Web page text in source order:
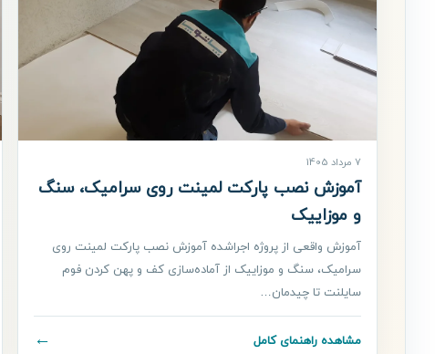
7 مرداد 1405
آموزش نصب پارکت لمینت روی سرامیک، سنگ
و موزاییک
آموزش واقعی از پروژه اجراشده آموزش نصب پارکت لمینت روی
سرامیک، سنگ و موزاییک از آماده‌سازی کف و پهن کردن فوم
سایلنت تا چیدمان…
مشاهده راهنمای کامل ←